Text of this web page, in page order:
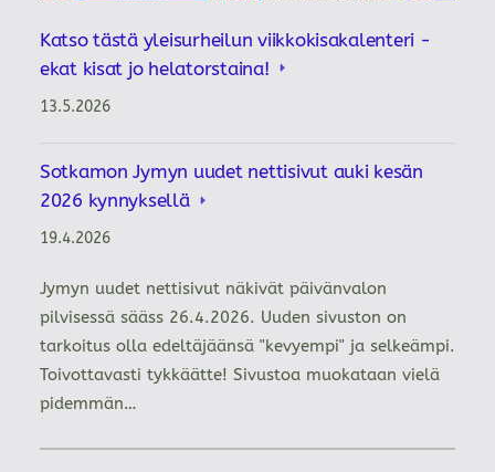
Katso tästä yleisurheilun viikkokisakalenteri -
ekat kisat jo helatorstaina!
13.5.2026
Sotkamon Jymyn uudet nettisivut auki kesän
2026 kynnyksellä
19.4.2026
Jymyn uudet nettisivut näkivät päivänvalon
pilvisessä sääss 26.4.2026. Uuden sivuston on
tarkoitus olla edeltäjäänsä "kevyempi" ja selkeämpi.
Toivottavasti tykkäätte! Sivustoa muokataan vielä
pidemmän…